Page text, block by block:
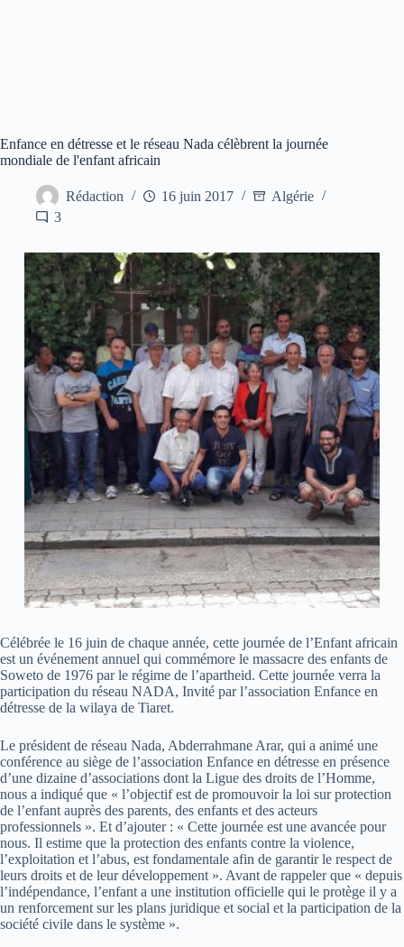
Enfance en détresse et le réseau Nada célèbrent la journée
mondiale de l'enfant africain
Rédaction 16 juin 2017
Algérie
3
Célébrée le 16 juin de chaque année, cette journée de l’Enfant africain
est un événement annuel qui commémore le massacre des enfants de
Soweto de 1976 par le régime de l’apartheid. Cette journée verra la
participation du réseau NADA, Invité par l’association Enfance en
détresse de la wilaya de Tiaret.
Le président de réseau Nada, Abderrahmane Arar, qui a animé une
conférence au siège de l’association Enfance en détresse en présence
d’une dizaine d’associations dont la Ligue des droits de l’Homme,
nous a indiqué que « l’objectif est de promouvoir la loi sur protection
de l’enfant auprès des parents, des enfants et des acteurs
professionnels ». Et d’ajouter : « Cette journée est une avancée pour
nous. Il estime que la protection des enfants contre la violence,
l’exploitation et l’abus, est fondamentale afin de garantir le respect de
leurs droits et de leur développement ». Avant de rappeler que « depuis
l’indépendance, l’enfant a une institution officielle qui le protège il y a
un renforcement sur les plans juridique et social et la participation de la
société civile dans le système ».